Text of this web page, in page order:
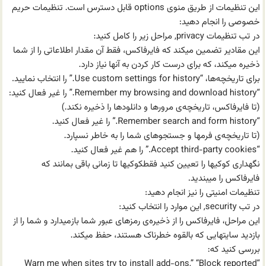
این تنظیمات از طریق منوی options قابل دسترس است. تنظیمات حریم
خصوصی را انجام دهید:
در تب تنظیمات privacy, مراحل زیر را کامل کنید:
این مقادیر تضمین میکند که فایرفاکس، فقط آن مقدار اطلاعاتی را از شما
ذخیره میکند، که برای درست کار کردن به آنها نیاز دارد.
برای تاریخچه‌ها، “Use custom settings for history.” را انتخاب نمایید.
“Remember my browsing and download history.” را غیر فعال کنید:
(تا فایرفاکس، تاریخچه‌ی مرورها و دانلودها را ذخیره نکند.)
“Remember search and form history.” را غیر فعال کنید.
(تا تاریخچه‌ی فرمها و جستجوهای شما را به خاطر نسپارد.
“Accept third-party cookies.” را هم غیر فعال کنید.
نگهداری کوکیها را تعیین کنید فقطکوکیها تا زمانی باقی بمانند که
فایرفاکس را میبندید.
تنظیمات امنیتی را نیز انجام دهید:
در تب security, این موارد را انتخاب کنید:
این مراحل، فایرفاکس را از ذخیره‌ی رمزهای عبور شما باز‌میدارد و شما را از
بازدید سایتهایی که بالقوه خطرناک هستند، حفظ میکند.
بررسی کنید که: